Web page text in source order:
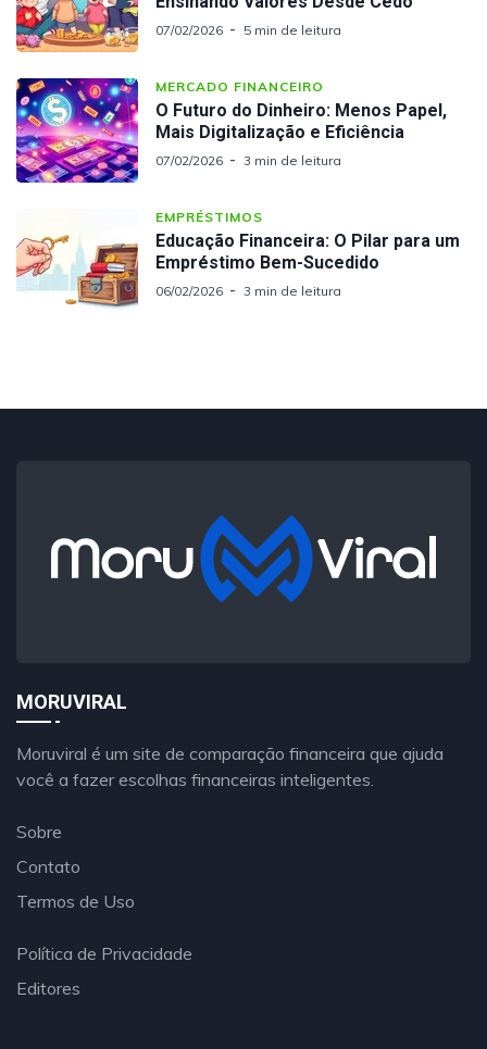
07/02/2026 5 min de leitura
MERCADO FINANCEIRO
O Futuro do Dinheiro: Menos Papel,
Mais Digitalização e Eficiência
07/02/2026 3 min de leitura
EMPRÉSTIMOS
Educação Financeira: O Pilar para um
Empréstimo Bem-Sucedido
06/02/2026 3 min de leitura
MORUVIRAL
Moruviral é um site de comparação financeira que ajuda
você a fazer escolhas financeiras inteligentes.
Sobre
Contato
Termos de Uso
Política de Privacidade
Editores